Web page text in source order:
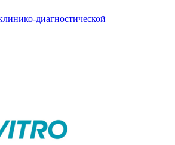
диагностической